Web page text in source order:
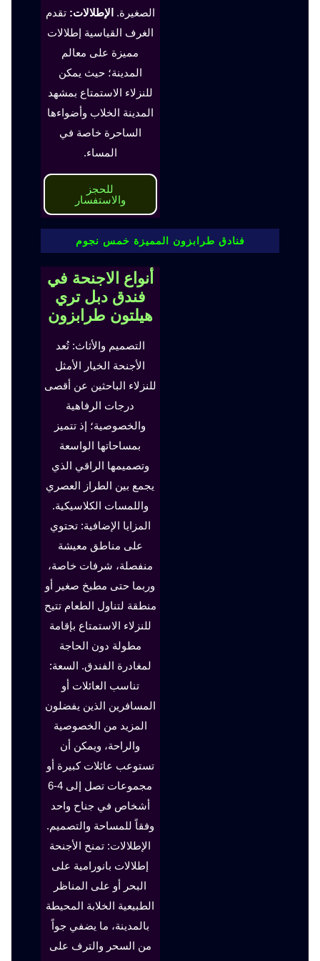
الصغيرة. الإطلالات: تقدم
الغرف القياسية إطلالات
مميزة على معالم
المدينة؛ حيث يمكن
للنزلاء الاستمتاع بمشهد
المدينة الخلاب وأضواءها
الساحرة خاصة في
المساء.
للحجز
والاستفسار
فنادق طرابزون المميزة خمس نجوم
أنواع الاجنحة في
فندق دبل تري
هيلتون طرابزون
التصميم والأثاث: تُعد
الأجنحة الخيار الأمثل
للنزلاء الباحثين عن أقصى
درجات الرفاهية
والخصوصية؛ إذ تتميز
بمساحاتها الواسعة
وتصميمها الراقي الذي
يجمع بين الطراز العصري
واللمسات الكلاسيكية.
المزايا الإضافية: تحتوي
على مناطق معيشة
منفصلة، شرفات خاصة،
وربما حتى مطبخ صغير أو
منطقة لتناول الطعام تتيح
للنزلاء الاستمتاع بإقامة
مطولة دون الحاجة
لمغادرة الفندق. السعة:
تناسب العائلات أو
المسافرين الذين يفضلون
المزيد من الخصوصية
والراحة، ويمكن أن
تستوعب عائلات كبيرة أو
مجموعات تصل إلى 4-6
أشخاص في جناح واحد
وفقاً للمساحة والتصميم.
الإطلالات: تمنح الأجنحة
إطلالات بانورامية على
البحر أو على المناظر
الطبيعية الخلابة المحيطة
بالمدينة، ما يضفي جواً
من السحر والترف على